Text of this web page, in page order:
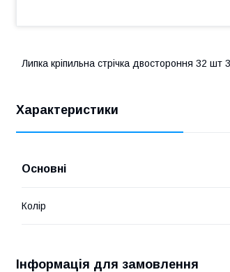
Липка кріпильна стрічка двостороння 32
Характеристики
Основні
Колір
Інформація для замовлення